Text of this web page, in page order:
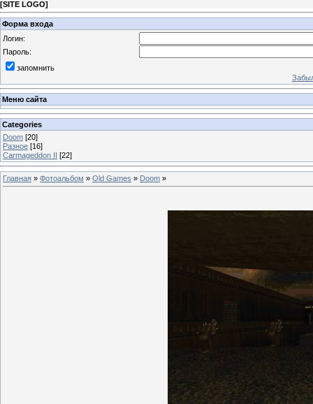
[SITE LOGO]
Форма входа
Логин:
Пароль:
запомнить
Меню сайта
Categories
Doom [20]
Разное [16]
Carmageddon II [22]
Главная » Фотоальбом » Old Games » Doom »